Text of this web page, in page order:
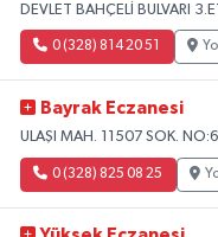
DEVLET BAHÇELİ BULVARI
0 (328) 814 20 51
Bayrak Eczanesi
ULAŞI MAH. 11507 SOK. NO:6
0 (328) 825 08 25